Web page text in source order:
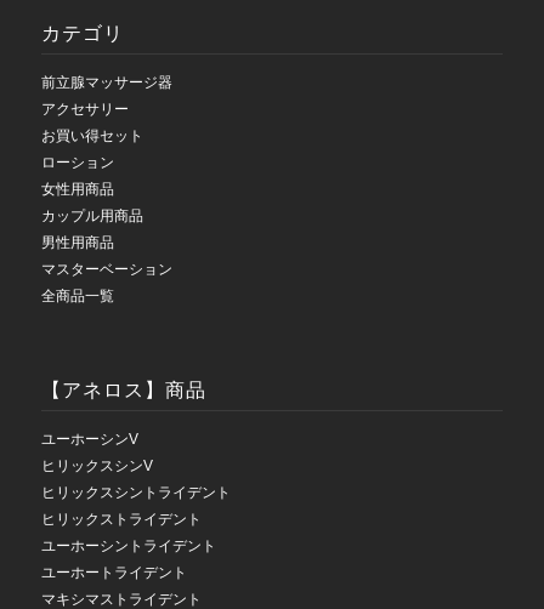
カテゴリ
前立腺マッサージ器
アクセサリー
お買い得セット
ローション
女性用商品
カップル用商品
男性用商品
マスターベーション
全商品一覧
【アネロス】商品
ユーホーシンV
ヒリックスシンV
ヒリックスシントライデント
ヒリックストライデント
ユーホーシントライデント
ユーホートライデント
マキシマストライデント